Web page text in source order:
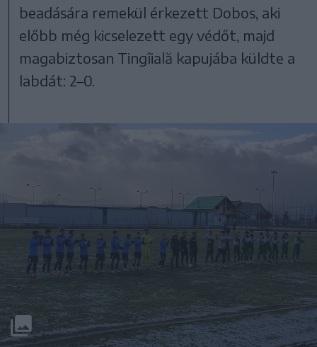
beadására remekül érkezett Dobos, aki
előbb még kicselezett egy védőt, majd
magabiztosan Tingîială kapujába küldte a
labdát: 2–0.